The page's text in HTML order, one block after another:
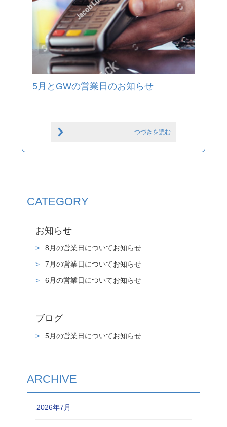
5月とGWの営業日のお知らせ
つづきを読む
CATEGORY
お知らせ
8月の営業日についてお知らせ
7月の営業日についてお知らせ
6月の営業日についてお知らせ
ブログ
5月の営業日についてお知らせ
ARCHIVE
2026年7月